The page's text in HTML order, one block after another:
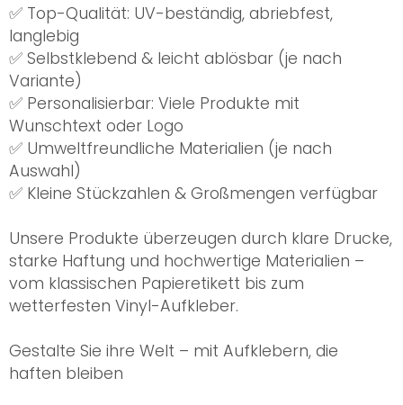
✅ Top-Qualität: UV-beständig, abriebfest,
langlebig
✅ Selbstklebend & leicht ablösbar (je nach
Variante)
✅ Personalisierbar: Viele Produkte mit
Wunschtext oder Logo
✅ Umweltfreundliche Materialien (je nach
Auswahl)
✅ Kleine Stückzahlen & Großmengen verfügbar
Unsere Produkte überzeugen durch klare Drucke,
starke Haftung und hochwertige Materialien –
vom klassischen Papieretikett bis zum
wetterfesten Vinyl-Aufkleber.
Gestalte Sie ihre Welt – mit Aufklebern, die
haften bleiben